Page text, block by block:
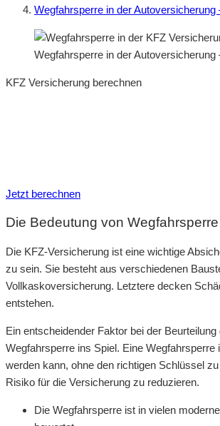
Wegfahrsperre in der
Wegfahrsperre in der
KFZ Versicherung berechnen
Jetzt berechnen
Die Bedeutung von
Die KFZ-Versicherung ist eine wichtige
zu sein. Sie besteht aus verschiedenen
Vollkaskoversicherung. Letztere decken
entstehen.
Ein entscheidender Faktor bei der
Wegfahrsperre ins Spiel. Eine
werden kann, ohne den richtigen Schlüssel
Risiko für die Versicherung zu reduzieren.
Die Wegfahrsperre ist in vielen